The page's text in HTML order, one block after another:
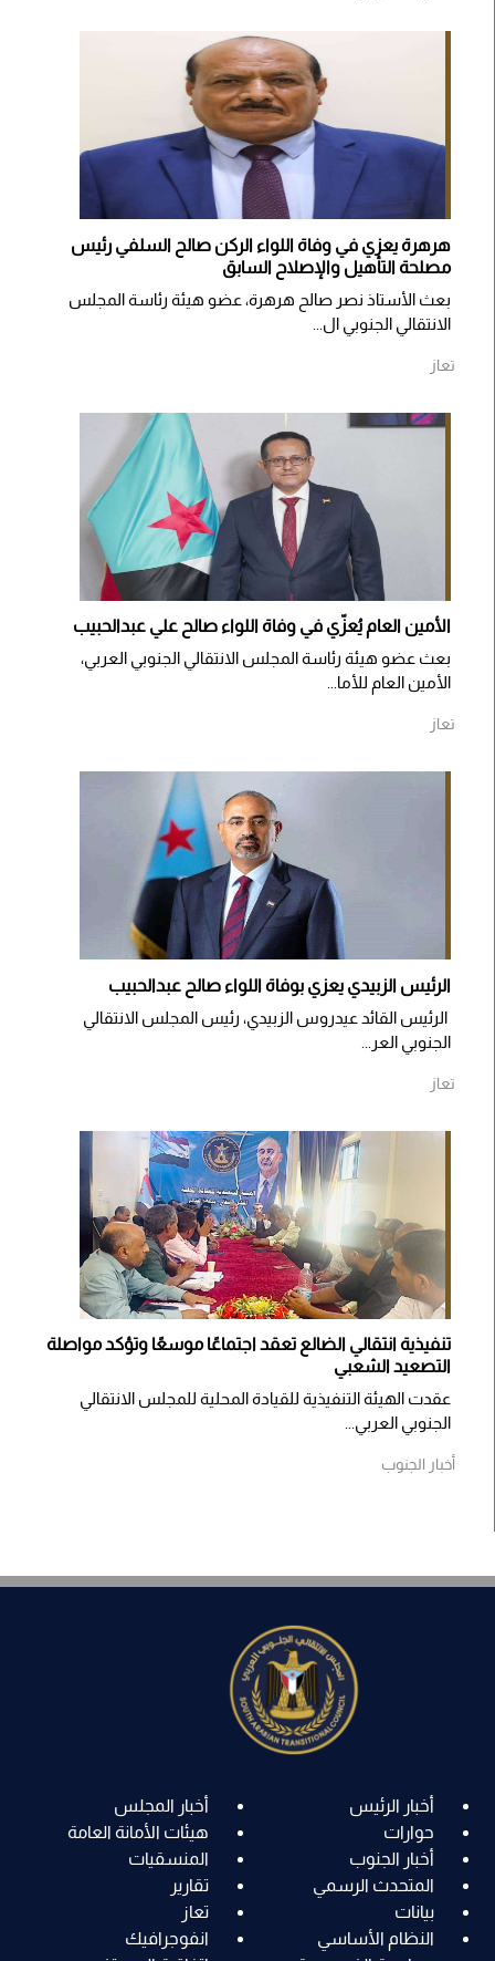
هرهرة يعزي في وفاة اللواء الركن صالح السلفي رئيس
مصلحة التأهيل والإصلاح السابق
بعث الأستاذ نصر صالح هرهرة، عضو هيئة رئاسة المجلس
الانتقالي الجنوبي ال...
تعاز
الأمين العام يُعزّي في وفاة اللواء صالح علي عبدالحبيب
بعث عضو هيئة رئاسة المجلس الانتقالي الجنوبي العربي،
الأمين العام للأما...
تعاز
الرئيس الزبيدي يعزي بوفاة اللواء صالح عبدالحبيب
الرئيس القائد عيدروس الزبيدي، رئيس المجلس الانتقالي
الجنوبي العر...
تعاز
تنفيذية انتقالي الضالع تعقد اجتماعًا موسعًا وتؤكد مواصلة
التصعيد الشعبي
عقدت الهيئة التنفيذية للقيادة المحلية للمجلس الانتقالي
الجنوبي العربي...
أخبار الجنوب
أخبار الرئيس
أخبار المجلس
حوارات
هيئات الأمانة العامة
أخبار الجنوب
المنسقيات
المتحدث الرسمي
تقارير
بيانات
تعاز
النظام الأساسي
انفوجرافيك